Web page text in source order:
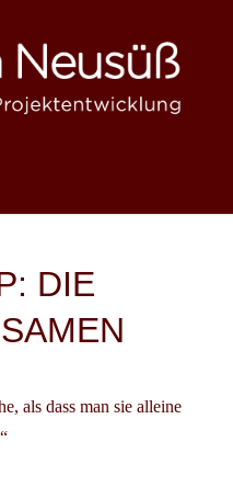
DIE
als dass man sie alleine